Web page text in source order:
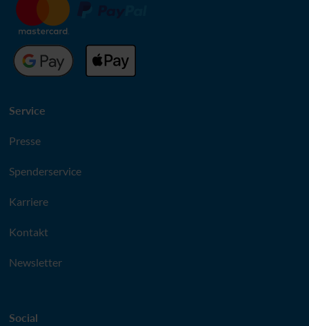
Service
Presse
Spenderservice
Karriere
Kontakt
Newsletter
Social